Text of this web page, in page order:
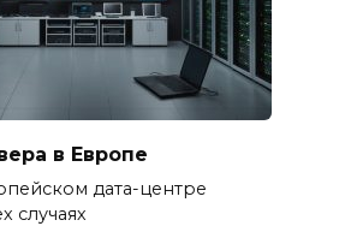
в Европе
дата-центре
случаях